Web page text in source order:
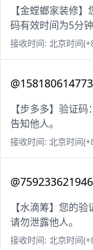
【金螳螂家装修
码有效时间为5分
接收时间: 北京时间
@158180614773
【步多多】验证
告知他人。
接收时间: 北京时间
@759233621946
【水滴筹】您的
请勿泄露他人。
接收时间: 北京时间